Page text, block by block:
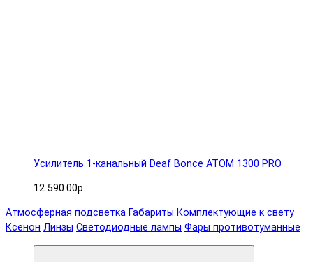
Усилитель 1-канальный Deaf Bonce ATOM 1300 PRO
12 590.00р.
Атмосферная подсветка Габариты Комплектующие к свету
Ксенон Линзы Светодиодные лампы Фары противотуманные